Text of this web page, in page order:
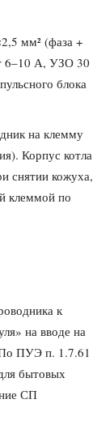
мм² (фаза +
6–10 А, УЗО 30
блока
на клемму
Корпус котла
снятии кожуха,
клеммой по
к
на вводе на
По ПУЭ п. 1.7.61
бытовых
СП